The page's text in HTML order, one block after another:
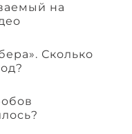
на
Сколько